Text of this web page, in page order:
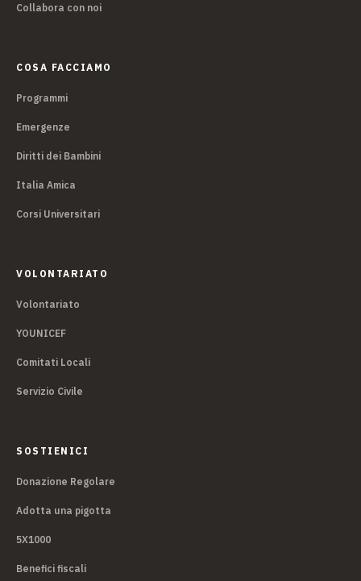
Collabora con noi
COSA FACCIAMO
Programmi
Emergenze
Diritti dei Bambini
Italia Amica
Corsi Universitari
VOLONTARIATO
Volontariato
YOUNICEF
Comitati Locali
Servizio Civile
SOSTIENICI
Donazione Regolare
Adotta una pigotta
5X1000
Benefici fiscali